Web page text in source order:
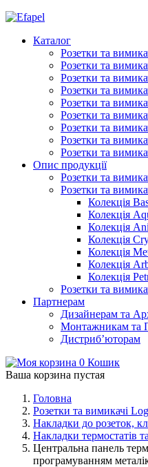
Каталог
Розетки та
Розетки та
Розетки та
Розетки та
Розетки та
Розетки та
Розетки та
Розетки та
Розетки та
Опис продукції
Розетки та
Розетки та
Колекція
Колекція
Колекція
Колекція
Колекція
Колекція
Колекція
Розетки та
Партнерам
Дизайнерам та
Монтажникам та
Дистриб’юторам
0 Кошик
Ваша корзина пустая
Головна
Розетки та вимикачі
Накладки до розеток,
Накладки термостатів
Центральна панель
програмуванням